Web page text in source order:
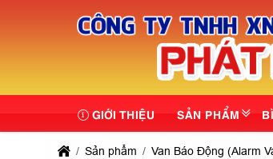
GIỚI THIỆU SẢN PHẨM
Sản phẩm Van Báo Động (Alarm